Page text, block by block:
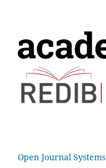
Open Journal Systems